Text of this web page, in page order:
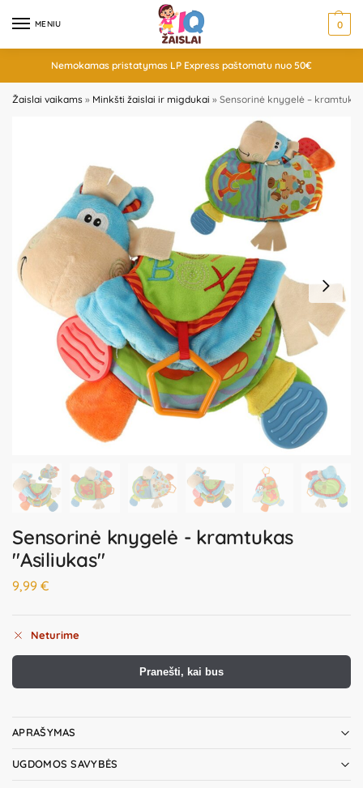
MENIU 0
Nemokamas pristatymas LP Express paštomatu nuo 50€
Žaislai vaikams » Minkšti žaislai ir migdukai » Sensorinė knygelė –
Sensorinė knygelė - kramtukas
"Asiliukas"
9,99 €
Neturime
Pranešti, kai bus
APRAŠYMAS
UGDOMOS SAVYBĖS